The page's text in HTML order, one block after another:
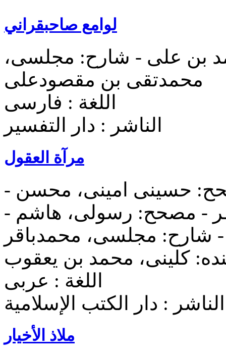
لوامع صاحبقراني
بن علی - شارح: مجلسی،
محمدتقی بن مقصودعلی
اللغة : فارسی
الناشر : دار التفسير
مرآة العقول
حسینی امینی، محسن -
- مصحح: رسولی، هاشم -
مجلسی، محمدباقر
کلینی، محمد بن یعقوب
اللغة : عربی
الناشر : دار الکتب الإسلامیة
ملاذ الأخيار